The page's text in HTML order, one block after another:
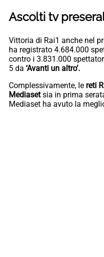
Ascolti tv
Vittoria di Rai1 anche nel
ha registrato 4.684.000
contro i 3.831.000
5 da ‘Avanti un altro’.
Complessivamente, le reti
Mediasetsia in prima
Mediaset ha avuto la